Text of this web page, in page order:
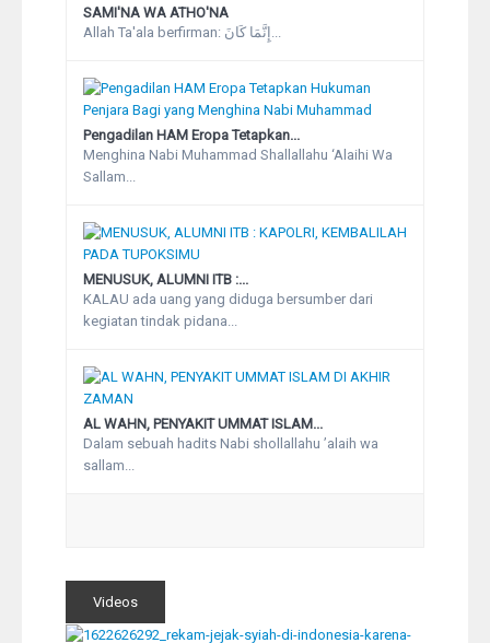
SAMI'NA WA ATHO'NA
Allah Ta'ala berfirman: إِنَّمَا كَانَ...
Pengadilan HAM Eropa Tetapkan...
Menghina Nabi Muhammad Shallallahu ‘Alaihi Wa
Sallam...
MENUSUK, ALUMNI ITB :...
KALAU ada uang yang diduga bersumber dari
kegiatan tindak pidana...
AL WAHN, PENYAKIT UMMAT ISLAM...
Dalam sebuah hadits Nabi shollallahu ’alaih wa
sallam...
Videos